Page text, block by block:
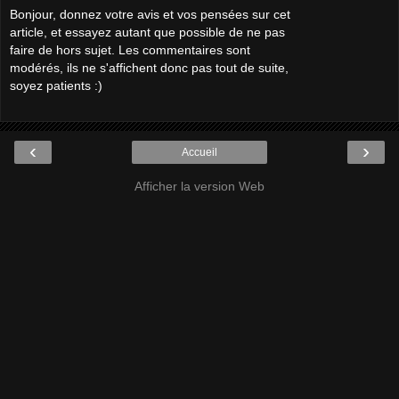
Bonjour, donnez votre avis et vos pensées sur cet
article, et essayez autant que possible de ne pas
faire de hors sujet. Les commentaires sont
modérés, ils ne s'affichent donc pas tout de suite,
soyez patients :)
‹ ›
Accueil
Afficher la version Web